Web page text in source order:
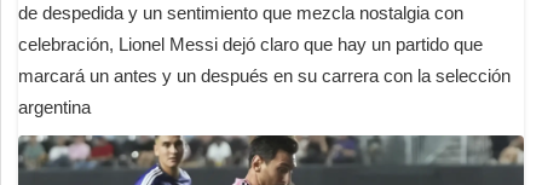
de despedida y un sentimiento que mezcla nostalgia con
celebración, Lionel Messi dejó claro que hay un partido que
marcará un antes y un después en su carrera con la selección
argentina